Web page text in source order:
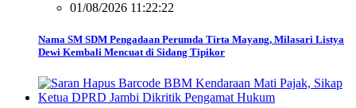
01/08/2026 11:22:22
Nama SM SDM Pengadaan Perumda Tirta Mayang, Milasari Listya
Dewi Kembali Mencuat di Sidang Tipikor